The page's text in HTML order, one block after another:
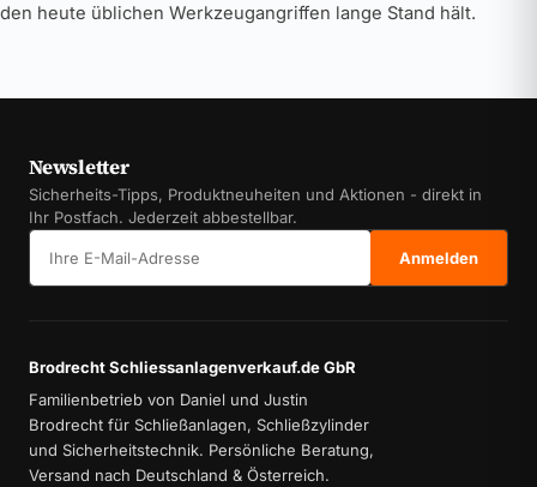
den heute üblichen Werkzeugangriffen lange Stand hält.
Newsletter
Sicherheits-Tipps, Produktneuheiten und Aktionen - direkt in
Ihr Postfach. Jederzeit abbestellbar.
Anmelden
Brodrecht Schliessanlagenverkauf.de GbR
Familienbetrieb von Daniel und Justin
Brodrecht für Schließanlagen, Schließzylinder
und Sicherheitstechnik. Persönliche Beratung,
Versand nach Deutschland & Österreich.